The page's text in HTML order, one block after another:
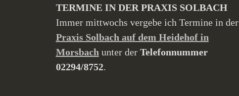
TERMINE IN DER PRAXIS SOLBACH
Immer mittwochs vergebe ich Termine in der
Praxis Solbach auf dem Heidehof in
Morsbach unter der Telefonnummer
02294/8752.